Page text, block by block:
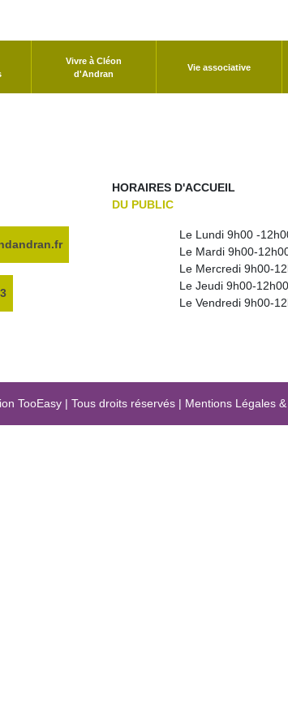
Vivre à Cléon
d'Andran
Vie associative
HORAIRES D'ACCUEIL
DU PUBLIC
Le Lundi 9h00 -
Le Mardi 9h00-
Le Mercredi 9h00-
Le Jeudi 9h00-12h00
Le Vendredi 9h00-
TooEasy | Tous droits réservés| Mentions Légales&